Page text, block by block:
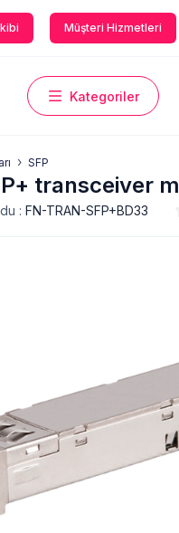
Müşteri Hizmetleri
Kategoriler
SFP
transceiver
: FN-TRAN-SFP+BD33